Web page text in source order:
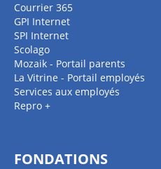
Courrier 365
GPI Internet
SPI Internet
Scolago
Mozaik - Portail parents
La Vitrine - Portail employés
Services aux employés
Repro +
FONDATIONS